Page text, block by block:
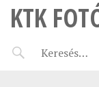
KTK